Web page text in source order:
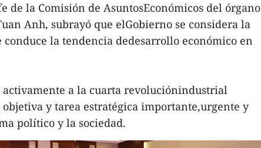
de la Comisión de AsuntosEconómicos del órgano
Anh, subrayó que elGobierno se considera la
la tendencia dedesarrollo económico en
a la cuarta revoluciónindustrial
y tarea estratégica importante,urgente y
político y la sociedad.